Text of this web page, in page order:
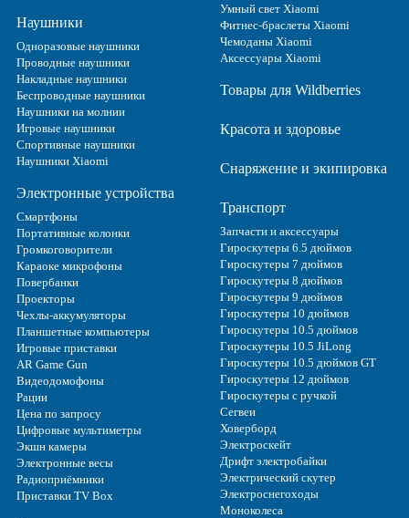
Наушники
Одноразовые наушники
Проводные наушники
Накладные наушники
Беспроводные наушники
Наушники на молнии
Игровые наушники
Спортивные наушники
Наушники Xiaomi
Электронные устройства
Смартфоны
Портативные колонки
Громкоговорители
Караоке микрофоны
Повербанки
Проекторы
Чехлы-аккумуляторы
Планшетные компьютеры
Игровые приставки
AR Game Gun
Видеодомофоны
Рации
Цена по запросу
Цифровые мультиметры
Экшн камеры
Электронные весы
Радиоприёмники
Приставки TV Box
Умный свет Xiaomi
Фитнес-браслеты Xiaomi
Чемоданы Xiaomi
Аксессуары Xiaomi
Товары для Wildberries
Красота и здоровье
Снаряжение и экипировка
Транспорт
Запчасти и аксессуары
Гироскутеры 6.5 дюймов
Гироскутеры 7 дюймов
Гироскутеры 8 дюймов
Гироскутеры 9 дюймов
Гироскутеры 10 дюймов
Гироскутеры 10.5 дюймов
Гироскутеры 10.5 JiLong
Гироскутеры 10.5 дюймов GT
Гироскутеры 12 дюймов
Гироскутеры с ручкой
Сегвеи
Ховерборд
Электроскейт
Дрифт электробайки
Электрический скутер
Электроснегоходы
Моноколеса